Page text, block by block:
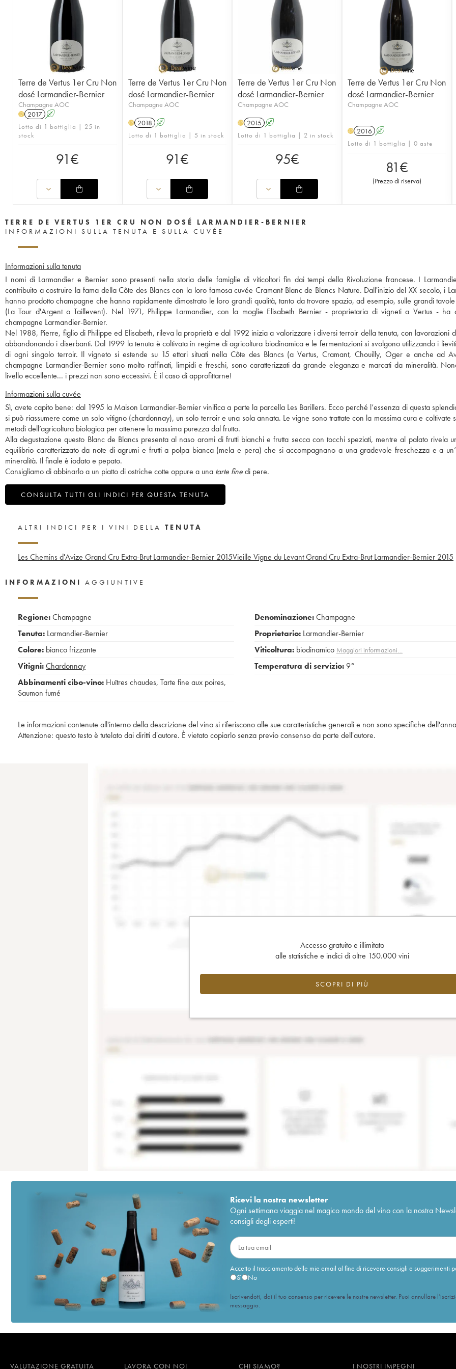
Terre de Vertus 1er Cru Non
dosé Larmandier-Bernier
Champagne AOC
H 2017 A
Lotto di 1 bottiglia | 25 in
stock
91€
Terre de Vertus 1er Cru Non
dosé Larmandier-Bernier
Champagne AOC
H 2018 A
Lotto di 1 bottiglia | 5 in stock
91€
Terre de Vertus 1er Cru Non
dosé Larmandier-Bernier
Champagne AOC
H 2015 A
Lotto di 1 bottiglia | 2 in stock
95€
Terre de Vertus 1er Cru Non
dosé Larmandier-Bernier
Champagne AOC
H 2016 A
Lotto di 1 bottiglia | 0 aste
81€
(Prezzo di riserva)
TERRE DE VERTUS 1ER CRU NON DOSÉ LARMANDIER-BERNIER
INFORMAZIONI SULLA TENUTA E SULLA CUVÉE
Informazioni sulla tenuta
I nomi di Larmandier e Bernier sono presenti nella storia delle famiglie di viticoltori fin dai tempi della Rivoluzione francese. I
contribuito a costruire la fama della Côte des Blancs con la loro famosa cuvée Cramant Blanc de Blancs Nature. Dall'inizio del XX secolo, i
hanno prodotto champagne che hanno rapidamente dimostrato le loro grandi qualità, tanto da trovare spazio, ad esempio, sulle grandi
(La Tour d'Argent o Taillevent). Nel 1971, Philippe Larmandier, con la moglie Elisabeth Bernier - proprietaria di vigneti a Vertus - ha
champagne Larmandier-Bernier.
Nel 1988, Pierre, figlio di Philippe ed Elisabeth, rileva la proprietà e dal 1992 inizia a valorizzare i diversi terroir della tenuta, con lavorazioni
abbandonando i diserbanti. Dal 1999 la tenuta è coltivata in regime di agricoltura biodinamica e le fermentazioni si svolgono utilizzando i
di ogni singolo terroir. Il vigneto si estende su 15 ettari situati nella Côte des Blancs (a Vertus, Cramant, Chouilly, Oger e anche ad
champagne Larmandier-Bernier sono molto raffinati, limpidi e freschi, sono caratterizzati da grande eleganza e marcati da mineralità.
livello eccellente... i prezzi non sono eccessivi. È il caso di approfittarne!
Informazioni sulla cuvée
Sì, avete capito bene: dal 1995 la Maison Larmandier-Bernier vinifica a parte la parcella Les Barillers. Ecco perché l’essenza di questa
si può riassumere come un solo vitigno (chardonnay), un solo terroir e una sola annata. Le vigne sono trattate con la massima cura e coltivate
metodi dell’agricoltura biologica per ottenere la massima purezza dal frutto.
Alla degustazione questo Blanc de Blancs presenta al naso aromi di frutti bianchi e frutta secca con tocchi speziati, mentre al palato rivela
equilibrio caratterizzato da note di agrumi e frutti a polpa bianca (mela e pera) che si accompagnano a una gradevole freschezza e a
mineralità. Il finale è iodato e pepato.
Consigliamo di abbinarlo a un piatto di ostriche cotte oppure a una tarte finedi pere.
CONSULTA TUTTI GLI INDICI PER QUESTA TENUTA
ALTRI INDICI PER I VINI DELLA TENUTA
Les Chemins d'Avize Grand Cru Extra-Brut Larmandier-Bernier 2015Vieille Vigne du Levant Grand Cru Extra-Brut Larmandier-Bernier 2015
INFORMAZIONI AGGIUNTIVE
Regione:Champagne
Tenuta: Larmandier-Bernier
Colore: bianco frizzante
Vitigni:Chardonnay
Abbinamenti cibo-vino: Huîtres chaudes, Tarte fine aux poires,
Saumon fumé
Denominazione:Champagne
Proprietario: Larmandier-Bernier
Viticoltura: biodinamico Maggiori informazioni…
Temperatura di servizio: 9°
Le informazioni contenute all'interno della descrizione del vino si riferiscono alle sue caratteristiche generali e non sono specifiche
Attenzione: questo testo è tutelato dai diritti d'autore. È vietato copiarlo senza previo consenso da parte dell'autore.
Accesso gratuito e illimitato
alle statistiche e indici di oltre 150.000 vini
SCOPRI DI PIÙ
Ricevi la nostra newsletter
Ogni settimana viaggia nel magico mondo del vino con la nostra
consigli degli esperti!
Accetto il tracciamento delle mie email al fine di ricevere consigli e suggerimenti
Sì
No
Iscrivendoti, dai il tuo consenso per ricevere le nostre newsletter. Puoi annullare
messaggio.
VALUTAZIONE GRATUITA LAVORA CON NOI CHI SIAMO? I NOSTRI IMPEGNI